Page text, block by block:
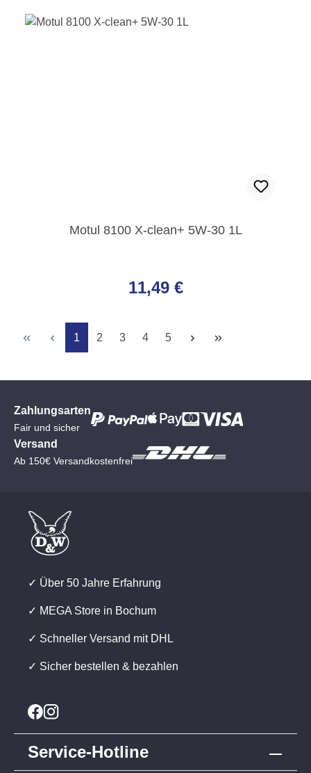
Motul 8100 X-clean+ 5W-30 1L
11,49 €
Seite
1 Seite
2 Seite
3 Seite
4 Seite
5
Zahlungsarten
Fair und sicher
Versand
Ab 150€ Versandkostenfrei
✓ Über 50 Jahre Erfahrung
✓ MEGA Store in Bochum
✓ Schneller Versand mit DHL
✓ Sicher bestellen & bezahlen
Service-Hotline